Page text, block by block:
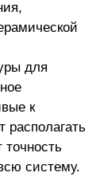
для
к
располагать
систему.